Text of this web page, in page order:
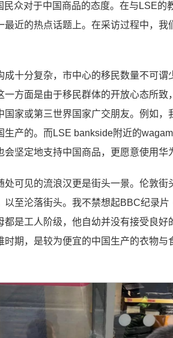
众对于中国商品的态度。在与LSE的
近的热点话题上。在采访过程中，我
十分复杂，市中心的移民数量不可
方面是由于移民群体的开放心态所
家或第三世界国家广交朋友。例如
产的。而LSE bankside附近的
坚定地支持中国商品，更愿意使用华
可见的流浪汉更是街头一景。伦敦
至沦落街头。我不禁想起BBC纪录
是工人阶级，他自幼并没有接受良
期，是较为便宜的中国生产的衣物